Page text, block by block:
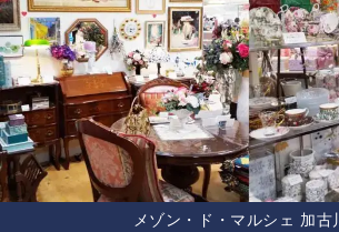
メゾン・ド・マルシェ 加古